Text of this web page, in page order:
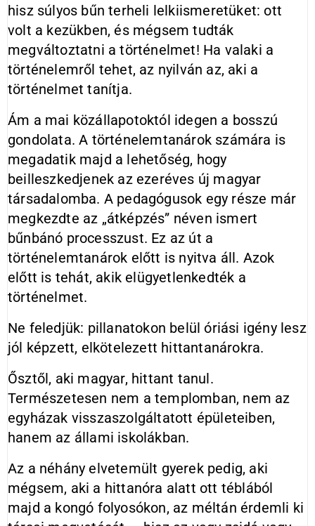
hisz súlyos bűn terheli lelkiismeretüket: ott
volt a kezükben, és mégsem tudták
megváltoztatni a történelmet! Ha valaki a
történelemről tehet, az nyilván az, aki a
történelmet tanítja.
Ám a mai közállapotoktól idegen a bosszú
gondolata. A történelemtanárok számára is
megadatik majd a lehetőség, hogy
beilleszkedjenek az ezeréves új magyar
társadalomba. A pedagógusok egy része már
megkezdte az „átképzés” néven ismert
bűnbánó processzust. Ez az út a
történelemtanárok előtt is nyitva áll. Azok
előtt is tehát, akik elügyetlenkedték a
történelmet.
Ne feledjük: pillanatokon belül óriási igény lesz
jól képzett, elkötelezett hittantanárokra.
Ősztől, aki magyar, hittant tanul.
Természetesen nem a templomban, nem az
egyházak visszaszolgáltatott épületeiben,
hanem az állami iskolákban.
Az a néhány elvetemült gyerek pedig, aki
mégsem, aki a hittanóra alatt ott téblából
majd a kongó folyosókon, az méltán érdemli ki